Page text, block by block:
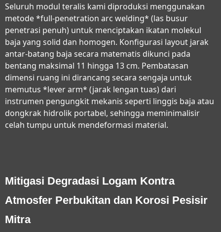
Seluruh modul teralis kami diproduksi menggunakan
metode *full-penetration arc welding* (las busur
penetrasi penuh) untuk menciptakan ikatan molekul
baja yang solid dan homogen. Konfigurasi layout jarak
antar-batang baja secara matematis dikunci pada
bentang maksimal 11 hingga 13 cm. Pembatasan
dimensi ruang ini dirancang secara sengaja untuk
memutus *lever arm* (jarak lengan tuas) dari
instrumen pengungkit mekanis seperti linggis baja atau
dongkrak hidrolik portabel, sehingga meminimalisir
celah tumpu untuk mendeformasi material.
Mitigasi Degradasi Logam Kontra
Atmosfer Perbukitan dan Korosi Pesisir
Mitra